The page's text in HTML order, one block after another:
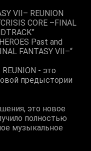
VII– REUNION
CORE –FINAL
Past and
FANTASY VII–“
- это
предыстории
это новое
полностью
музыкальное